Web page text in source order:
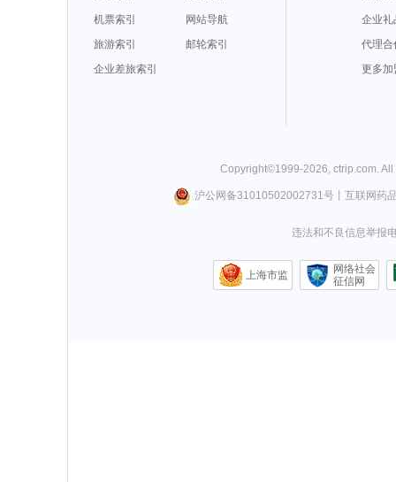
机票索引
网站导航
旅游索引
邮轮索引
企业差旅索引
企业礼
代理合
更多加
Copyright©1999-2026 ctrip.com .
沪公网备31010502002731号丨 互联网药
违法和不良信息举报
上海市监
网络社会
征信网